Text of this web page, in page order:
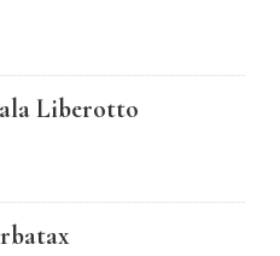
Liberotto